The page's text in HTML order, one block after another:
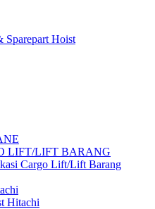
LIFT/LIFT BARANG
Cargo Lift/Lift Barang
Hitachi